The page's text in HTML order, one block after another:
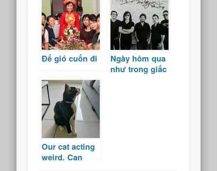
Để gió cuốn đi
Ngày hôm qua
như trong giấc
Our cat acting
weird. Can